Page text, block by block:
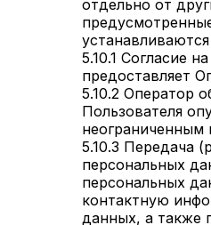
отдельно от
5.10.1 Согласие
предоставляет
5.10.2 Оператор
Пользователя
неограниченным
5.10.3 Передача
персональных
персональных
контактную
данных, а также